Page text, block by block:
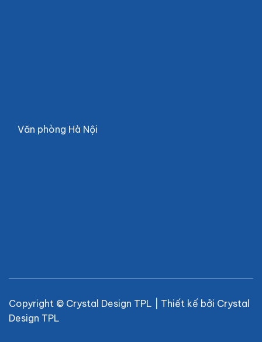
Văn phòng Hà Nội
Copyright © Crystal Design TPL | Thiết kế bởi Crystal
Design TPL